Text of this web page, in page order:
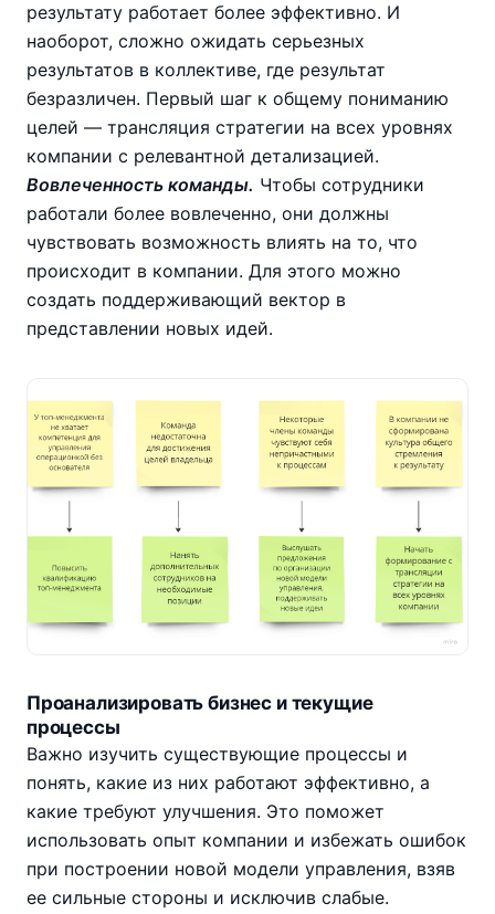
результату работает более эффективно. И
наоборот, сложно ожидать серьезных
результатов в коллективе, где результат
безразличен. Первый шаг к общему пониманию
целей — трансляция стратегии на всех уровнях
компании с релевантной детализацией.
Вовлеченность команды. Чтобы сотрудники
работали более вовлеченно, они должны
чувствовать возможность влиять на то, что
происходит в компании. Для этого можно
создать поддерживающий вектор в
представлении новых идей.
Проанализировать бизнес и текущие
процессы
Важно изучить существующие процессы и
понять, какие из них работают эффективно, а
какие требуют улучшения. Это поможет
использовать опыт компании и избежать ошибок
при построении новой модели управления, взяв
ее сильные стороны и исключив слабые.